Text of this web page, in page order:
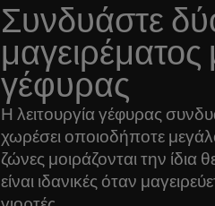
Συνδυάστε
μαγειρέματος
γέφυρας
Η λειτουργία γέφυρας
χωρέσει οποιοδήποτε
ζώνες μοιράζονται την ίδια
είναι ιδανικές όταν